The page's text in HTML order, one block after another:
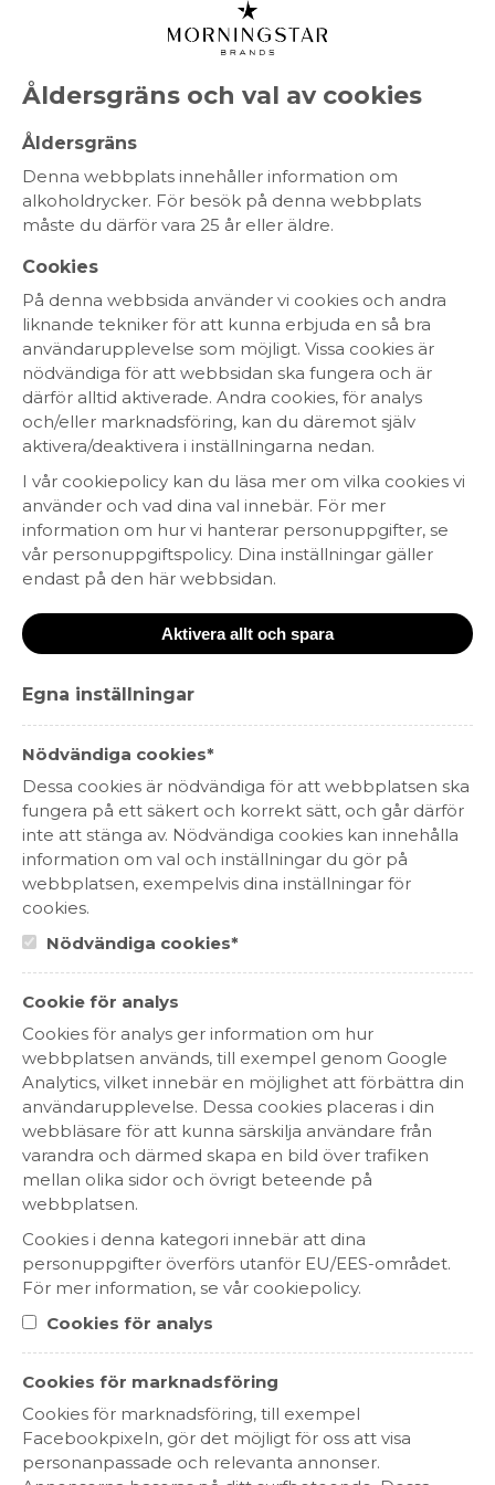
Rondinella
RÖTT VIN VITT VIN
CHAMPAGNE
Ekologiskt
KRAV-märkt
Fairtrade
Fair for Life
Fair´n Green
WIETA
Amicale Rosso Veneto
99 kr
RÖTT VIN
Amicale Rosso Veneto
299 kr
VENETO, ITALIEN
HEM
SORTIMENT
KONTAKT
Åldersgräns och val av cookies
Åldersgräns
Denna webbplats innehåller information om
alkoholdrycker. För besök på denna webbplats
måste du därför vara 25 år eller äldre.
Cookies
På denna webbsida använder vi cookies och andra
liknande tekniker för att kunna erbjuda en så bra
användarupplevelse som möjligt. Vissa cookies är
nödvändiga för att webbsidan ska fungera och är
därför alltid aktiverade. Andra cookies, för analys
och/eller marknadsföring, kan du däremot själv
aktivera/deaktivera i inställningarna nedan.
I vår cookiepolicy kan du läsa mer om vilka cookies vi
använder och vad dina val innebär. För mer
information om hur vi hanterar personuppgifter, se
vår personuppgiftspolicy. Dina inställningar gäller
endast på den här webbsidan.
Aktivera allt och spara
Egna inställningar
Nödvändiga cookies*
Dessa cookies är nödvändiga för att webbplatsen ska
fungera på ett säkert och korrekt sätt, och går därför
inte att stänga av. Nödvändiga cookies kan innehålla
information om val och inställningar du gör på
webbplatsen, exempelvis dina inställningar för
cookies.
Nödvändiga cookies*
Cookie för analys
Cookies för analys ger information om hur
webbplatsen används, till exempel genom Google
Analytics, vilket innebär en möjlighet att förbättra din
användarupplevelse. Dessa cookies placeras i din
webbläsare för att kunna särskilja användare från
varandra och därmed skapa en bild över trafiken
mellan olika sidor och övrigt beteende på
webbplatsen.
Cookies i denna kategori innebär att dina
personuppgifter överförs utanför EU/EES-området.
För mer information, se vår cookiepolicy.
Cookies för analys
Cookies för marknadsföring
Cookies för marknadsföring, till exempel
Facebookpixeln, gör det möjligt för oss att visa
personanpassade och relevanta annonser.